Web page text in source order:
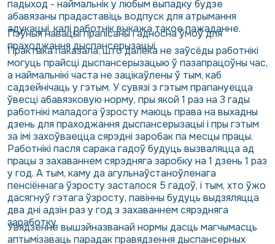
падыход - наймальнік у любым выпадку будзе
абавязаны прадаставіць водпуск для атрымання
адукацыі, калі работнік выкажа такое пажаданне.
Пэўныя навацыі прапісаны і адносна ўмоў для
праходжання дыспансерызацыі.
Практыка паказала, што далёка не заўсёды работнікі
могуць прайсці дыспансерызацыю ў пазапрацоўны час,
а наймальнікі часта не зацікаўлены ў тым, каб
садзейнічаць у гэтым. У сувязі з гэтым прапануецца
ўвесці абавязковую норму, пры якой 1 раз на 3 гады
работнікі маладога ўзросту маюць права на выхадны
дзень для праходжання дыспансерызацыі і пры гэтым
за імі захоўваецца сярэдні заробак па месцы працы.
Работнікі пасля сарака гадоў будуць вызваляцца ад
працы з захаваннем сярэдняга заробку на 1 дзень 1 раз
у год. А тым, каму да агульнаўстаноўленага
пенсіённага ўзросту засталося 5 гадоў, і тым, хто ўжо
дасягнуў гэтага ўзросту, павінны будуць выдзяляцца
два дні адзін раз у год з захаваннем сярэдняга
заработку.
Увядзенне вышэйназванай нормы дасць магчымасць
аптымізаваць парадак правядзення дыспансерных